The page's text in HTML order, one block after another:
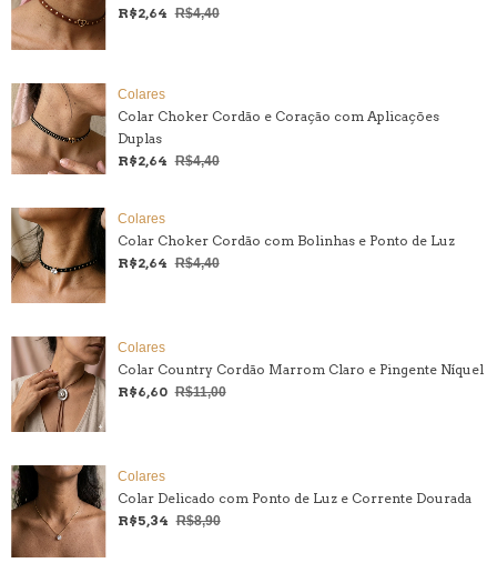
R$2,64 R$4,40
Colares
Colar Choker Cordão e Coração com Aplicações
Duplas
R$2,64 R$4,40
Colares
Colar Choker Cordão com Bolinhas e Ponto de Luz
R$2,64 R$4,40
Colares
Colar Country Cordão Marrom Claro e Pingente Níquel
R$6,60 R$11,00
Colares
Colar Delicado com Ponto de Luz e Corrente Dourada
R$5,34 R$8,90